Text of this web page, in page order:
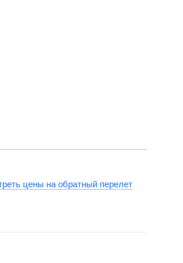
цены на обратный перелет